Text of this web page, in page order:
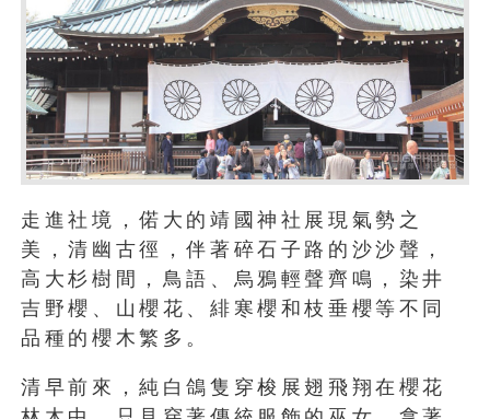
走進社境，偌大的靖國神社展現氣勢之
美，清幽古徑，伴著碎石子路的沙沙聲，
高大杉樹間，鳥語、烏鴉輕聲齊鳴，染井
吉野櫻、山櫻花、緋寒櫻和枝垂櫻等不同
品種的櫻木繁多。
清早前來，純白鴿隻穿梭展翅飛翔在櫻花